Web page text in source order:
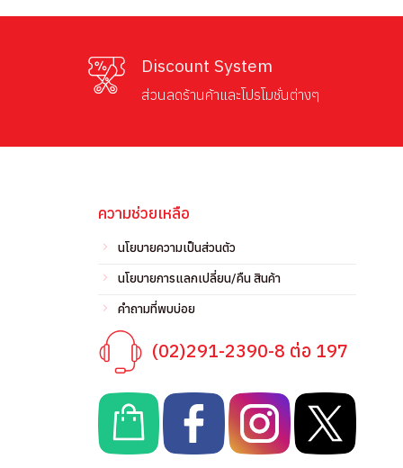
Discount System
ส่วนลดร้านค้าและโปรโมชั่นต่างๆ
ความช่วยเหลือ
นโยบายความเป็นส่วนตัว
นโยบายการแลกเปลี่ยน/คืน สินค้า
คำถามที่พบบ่อย
(02)291-2390-8 ต่อ 197